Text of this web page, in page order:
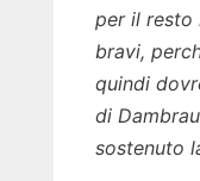
per il resto
bravi,
quindi
di
sostenuto